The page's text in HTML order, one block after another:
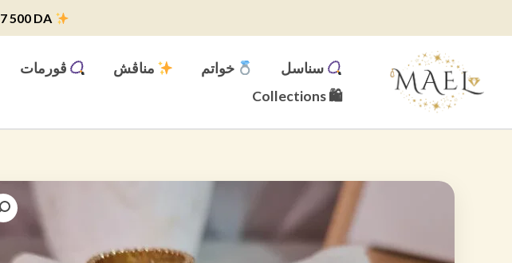
7 500 DA
إلى
سناسل خواتم مناڨش ڨورمات
🛍 Collections